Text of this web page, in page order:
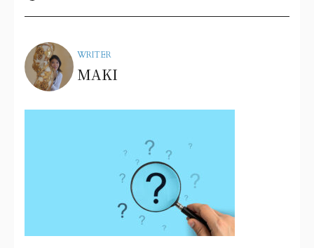
WRITER
MAKI